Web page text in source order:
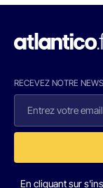
RECEVEZ NOTRE
En cliquant sur